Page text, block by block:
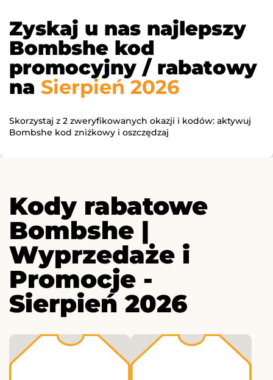
Zyskaj u nas najlepszy
Bombshe kod
promocyjny / rabatowy
na Sierpień 2026
Skorzystaj z 2 zweryfikowanych okazji i kodów: aktywuj
Bombshe kod zniżkowy i oszczędzaj
Kody rabatowe
Bombshe |
Wyprzedaże i
Promocje -
Sierpień 2026